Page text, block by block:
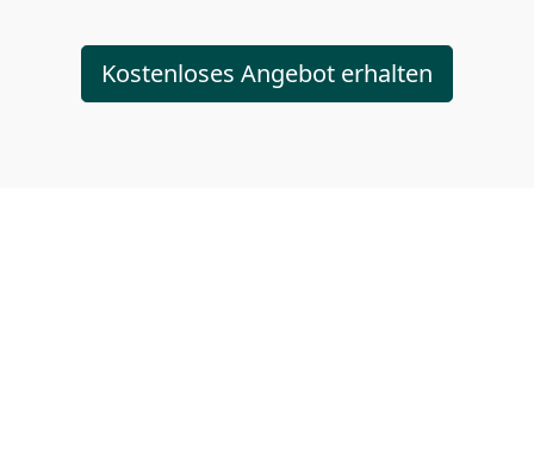
Kostenloses Angebot erhalten